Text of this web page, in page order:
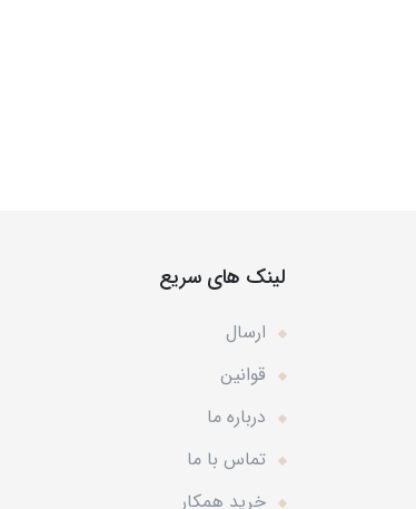
لینک های سریع
ارسال
قوانین
درباره ما
تماس با ما
خرید همکار